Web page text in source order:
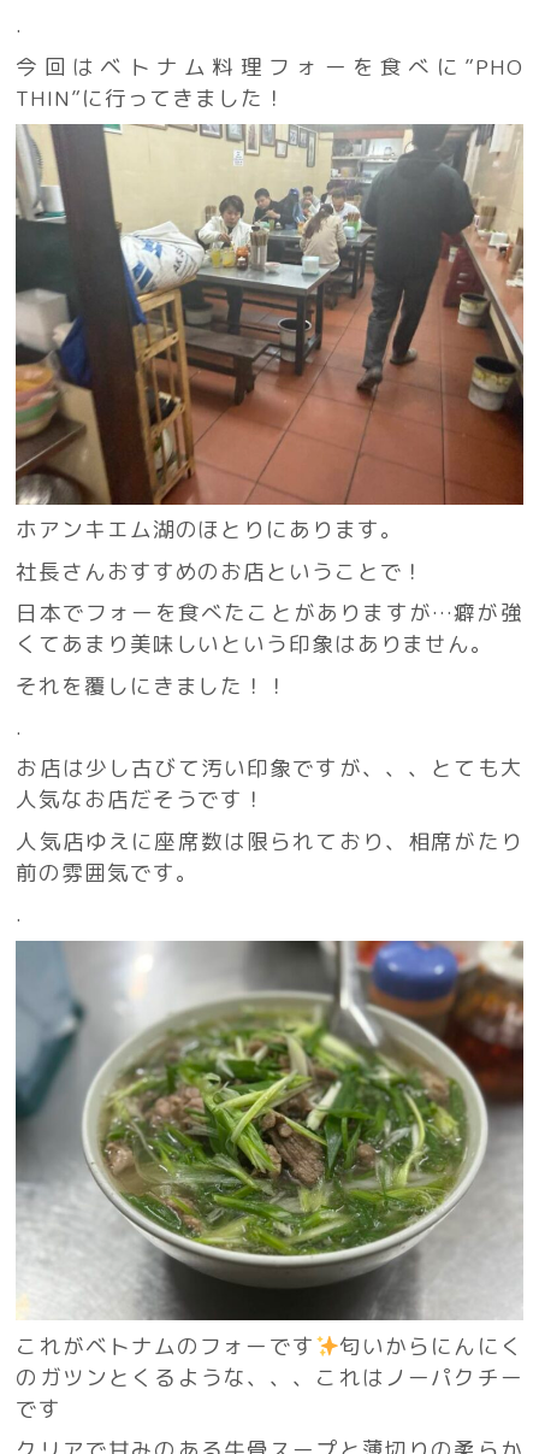
.
今回はベトナム料理フォーを食べに”PHO
THIN”に行ってきました！
ホアンキエム湖のほとりにあります。
社長さんおすすめのお店ということで！
日本でフォーを食べたことがありますが…癖が強
くてあまり美味しいという印象はありません。
それを覆しにきました！！
.
お店は少し古びて汚い印象ですが、、、とても大
人気なお店だそうです！
人気店ゆえに座席数は限られており、相席がたり
前の雰囲気です。
.
これがベトナムのフォーです
匂いからにんにく
のガツンとくるような、、、これはノーパクチー
です